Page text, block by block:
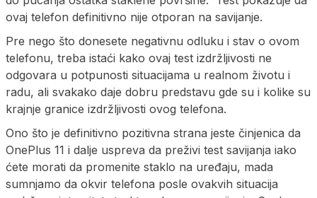
ovaj telefon definitivno nije otporan na savijanje.
Pre nego što donesete negativnu odluku i stav o ovom
telefonu, treba istaći kako ovaj test izdržljivosti ne
odgovara u potpunosti situacijama u realnom životu i
radu, ali svakako daje dobru predstavu gde su i kolike su
krajnje granice izdržljivosti ovog telefona.
Ono što je definitivno pozitivna strana jeste činjenica da
OnePlus 11 i dalje uspreva da preživi test savijanja iako
ćete morati da promenite staklo na uređaju, mada
sumnjamo da okvir telefona posle ovakvih situacija